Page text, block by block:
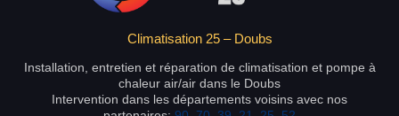
Climatisation 25 – Doubs
Installation, entretien et réparation de climatisation et pompe à
chaleur air/air dans le Doubs
Intervention dans les départements voisins avec nos